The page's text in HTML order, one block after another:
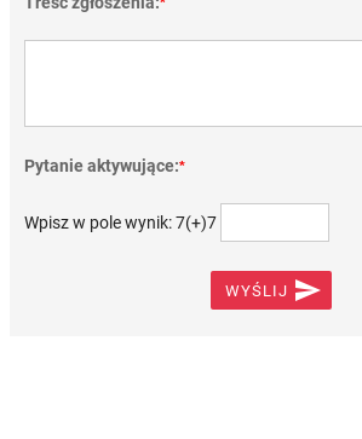
*
Pytanie aktywujące:*
Wpisz w pole wynik: 7(+)7
WYŚLIJ 